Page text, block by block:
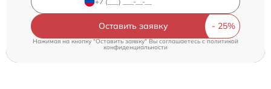
Оставить заявку
Нажимая на кнопку "Оставить заявку" Вы соглашаетесь cполитикой
конфиденциальности